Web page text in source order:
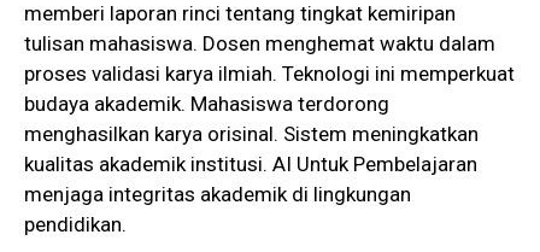
memberi laporan rinci tentang tingkat kemiripan
tulisan mahasiswa. Dosen menghemat waktu dalam
proses validasi karya ilmiah. Teknologi ini memperkuat
budaya akademik. Mahasiswa terdorong
menghasilkan karya orisinal. Sistem meningkatkan
kualitas akademik institusi. AI Untuk Pembelajaran
menjaga integritas akademik di lingkungan
pendidikan.